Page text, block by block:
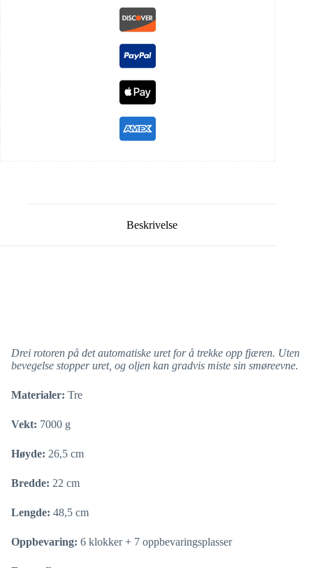
Beskrivelse
Drei rotoren på det automatiske uret for å trekke opp fjæren. Uten
bevegelse stopper uret, og oljen kan gradvis miste sin smøreevne.
Materialer: Tre
Vekt: 7000 g
Høyde: 26,5 cm
Bredde: 22 cm
Lengde: 48,5 cm
Oppbevaring: 6 klokker + 7 oppbevaringsplasser